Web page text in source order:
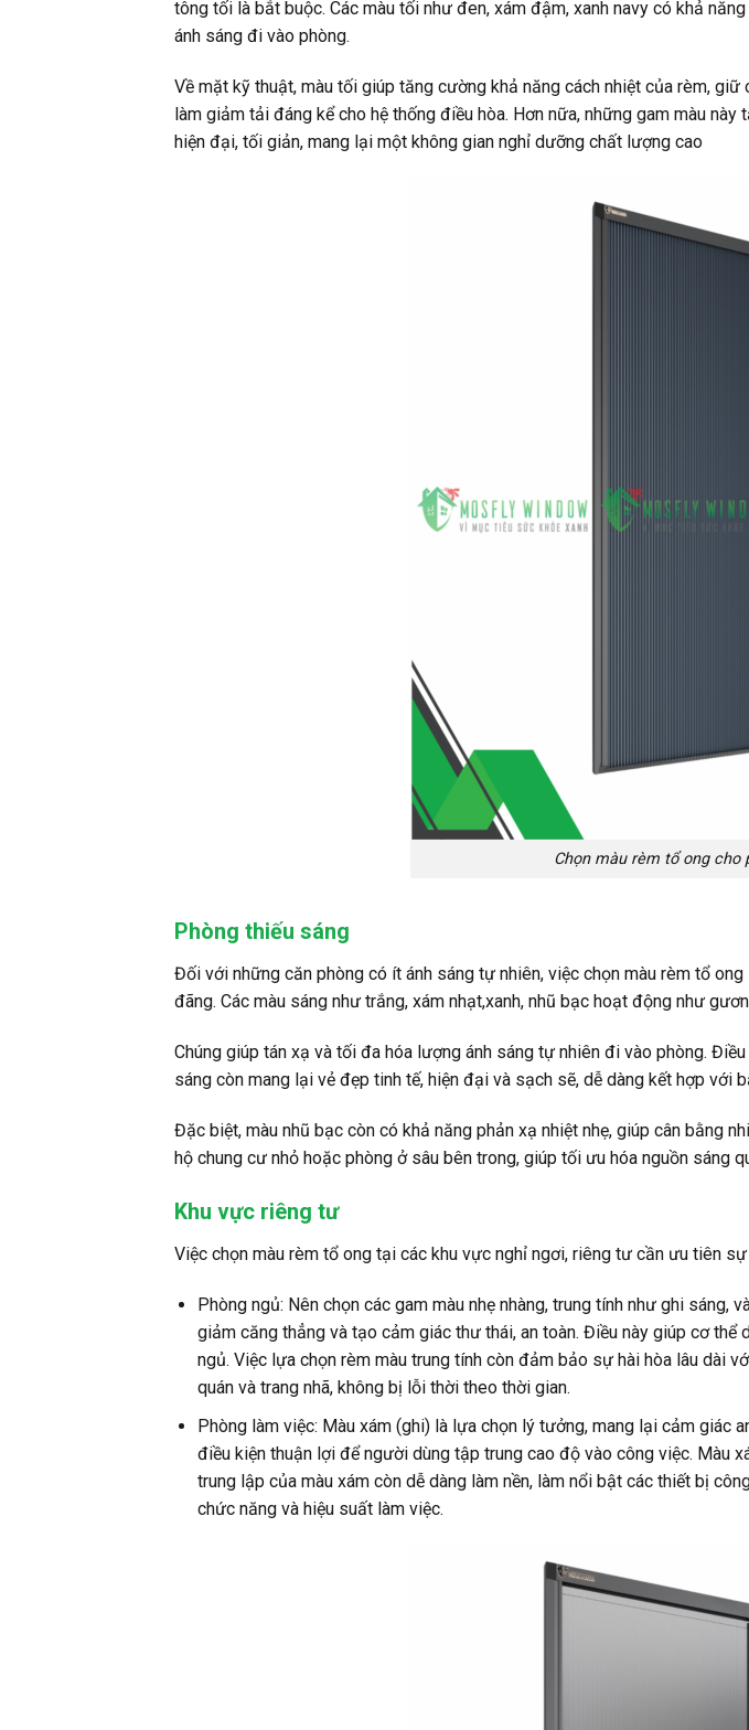
tông tối là bắt buộc. Các màu tối như đen, xám đậm, xanh navy có khả
ánh sáng đi vào phòng.
Về mặt kỹ thuật, màu tối giúp tăng cường khả năng cách nhiệt của rèm,
làm giảm tải đáng kể cho hệ thống điều hòa. Hơn nữa, những gam màu
hiện đại, tối giản, mang lại một không gian nghỉ dưỡng chất lượng cao
Chọn màu rèm tổ ong cho
Phòng thiếu sáng
Đối với những căn phòng có ít ánh sáng tự nhiên, việc chọn màu rèm tổ
đãng. Các màu sáng như trắng, xám nhạt,xanh, nhũ bạc hoạt động như
Chúng giúp tán xạ và tối đa hóa lượng ánh sáng tự nhiên đi vào phòng.
sáng còn mang lại vẻ đẹp tinh tế, hiện đại và sạch sẽ, dễ dàng kết hợp với
Đặc biệt, màu nhũ bạc còn có khả năng phản xạ nhiệt nhẹ, giúp cân bằng
hộ chung cư nhỏ hoặc phòng ở sâu bên trong, giúp tối ưu hóa nguồn sáng
Khu vực riêng tư
Việc chọn màu rèm tổ ong tại các khu vực nghỉ ngơi, riêng tư cần ưu tiên
Phòng ngủ: Nên chọn các gam màu nhẹ nhàng, trung tính như ghi
giảm căng thẳng và tạo cảm giác thư thái, an toàn. Điều này giúp cơ
ngủ. Việc lựa chọn rèm màu trung tính còn đảm bảo sự hài hòa lâu dài
quán và trang nhã, không bị lỗi thời theo thời gian.
Phòng làm việc: Màu xám (ghi) là lựa chọn lý tưởng, mang lại cảm giác
điều kiện thuận lợi để người dùng tập trung cao độ vào công việc. Màu
trung lập của màu xám còn dễ dàng làm nền, làm nổi bật các thiết bị
chức năng và hiệu suất làm việc.